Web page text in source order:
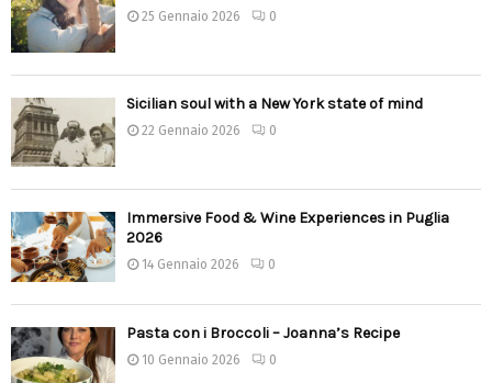
25 Gennaio 2026 0
Sicilian soul with a New York state of mind
22 Gennaio 2026 0
Immersive Food & Wine Experiences in Puglia
2026
14 Gennaio 2026 0
Pasta con i Broccoli – Joanna’s Recipe
10 Gennaio 2026 0